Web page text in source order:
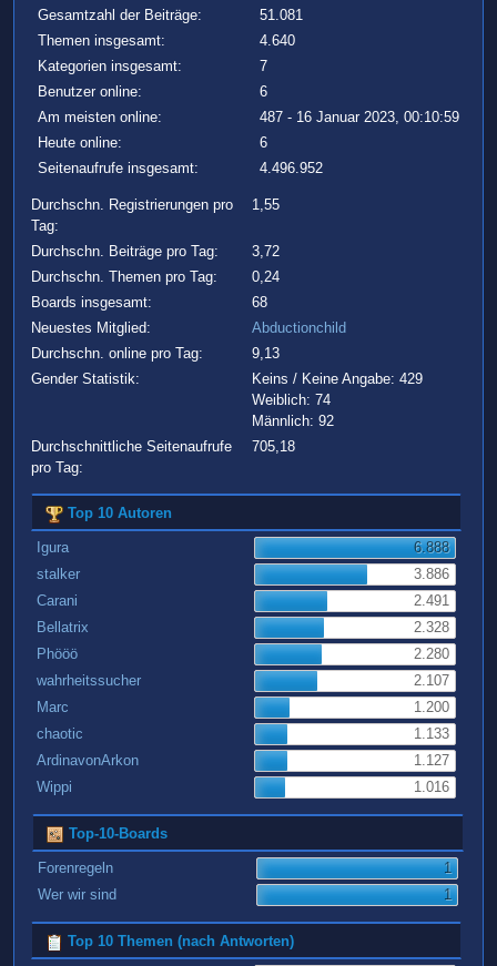
Gesamtzahl der Beiträge:
51.081
Themen insgesamt:
4.640
Kategorien insgesamt:
7
Benutzer online:
6
Am meisten online:
487 - 16 Januar 2023, 00:10:59
Heute online:
6
Seitenaufrufe insgesamt:
4.496.952
Durchschn. Registrierungen pro
Tag:
1,55
Durchschn. Beiträge pro Tag:
3,72
Durchschn. Themen pro Tag:
0,24
Boards insgesamt:
68
Neuestes Mitglied:
Abductionchild
Durchschn. online pro Tag:
9,13
Gender Statistik:
Keins / Keine Angabe: 429
Weiblich: 74
Männlich: 92
Durchschnittliche Seitenaufrufe
pro Tag:
705,18
Top 10 Autoren
Igura
6.888
stalker
3.886
Carani
2.491
Bellatrix
2.328
Phööö
2.280
wahrheitssucher
2.107
Marc
1.200
chaotic
1.133
ArdinavonArkon
1.127
Wippi
1.016
Top-10-Boards
Forenregeln
1
Wer wir sind
1
Top 10 Themen (nach Antworten)